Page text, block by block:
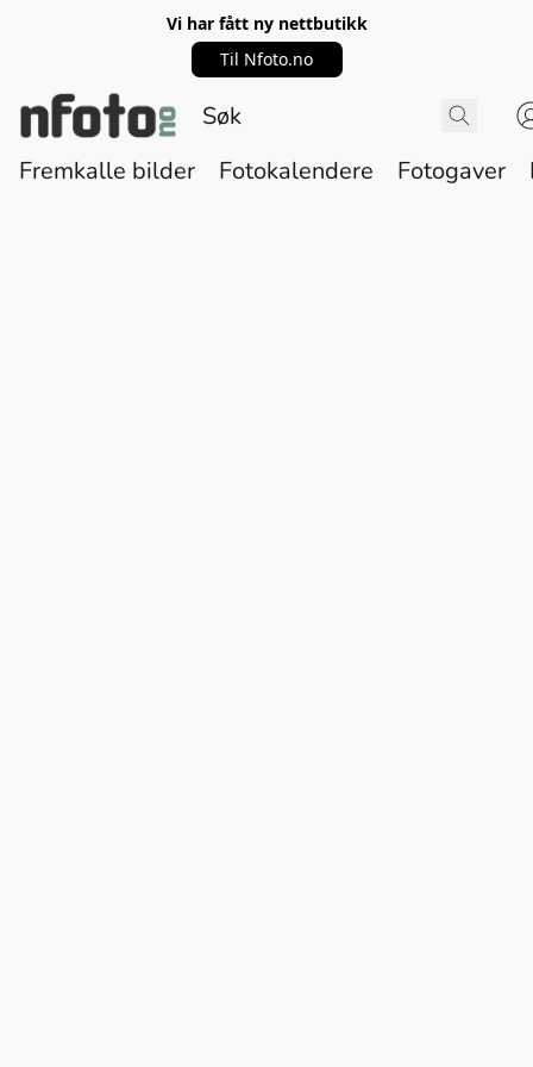
Vi har fått ny nettbutikk
Til Nfoto.no
Fremkalle bilder Fotokalendere Fotogaver